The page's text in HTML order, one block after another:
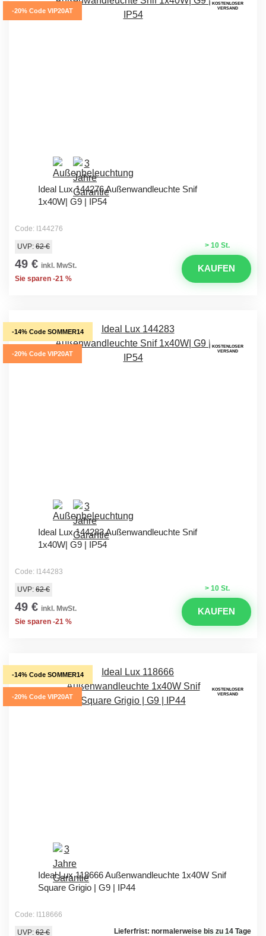
-20% Code VIP20AT
KOSTENLOSER
VERSAND
Ideal Lux 144276 Außenwandleuchte Snif
1x40W| G9 | IP54
Code: I144276
> 10 St.
UVP: 62 €
49 € inkl. MwSt.
Sie sparen -21 %
KAUFEN
-14% Code SOMMER14
-20% Code VIP20AT
KOSTENLOSER
VERSAND
Ideal Lux 144283 Außenwandleuchte Snif
1x40W| G9 | IP54
Code: I144283
> 10 St.
UVP: 62 €
49 € inkl. MwSt.
Sie sparen -21 %
KAUFEN
-14% Code SOMMER14
-20% Code VIP20AT
KOSTENLOSER
VERSAND
Ideal Lux 118666 Außenwandleuchte 1x40W Snif
Square Grigio | G9 | IP44
Code: I118666
Lieferfrist: normalerweise bis zu 14 Tage
UVP: 62 €